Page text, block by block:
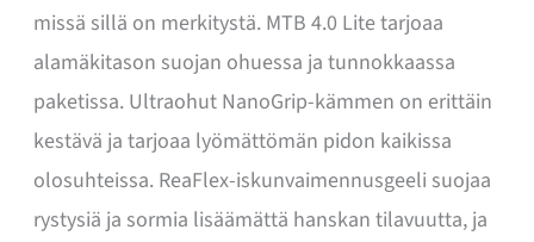
missä sillä on merkitystä. MTB 4.0 Lite tarjoaa
alamäkitason suojan ohuessa ja tunnokkaassa
paketissa. Ultraohut NanoGrip-kämmen on erittäin
kestävä ja tarjoaa lyömättömän pidon kaikissa
olosuhteissa. ReaFlex-iskunvaimennusgeeli suojaa
rystysiä ja sormia lisäämättä hanskan tilavuutta, ja